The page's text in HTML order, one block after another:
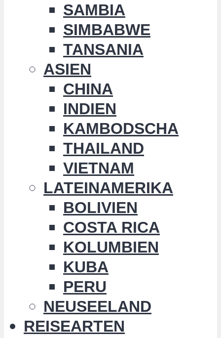
SAMBIA
SIMBABWE
TANSANIA
ASIEN
CHINA
INDIEN
KAMBODSCHA
THAILAND
VIETNAM
LATEINAMERIKA
BOLIVIEN
COSTA RICA
KOLUMBIEN
KUBA
PERU
NEUSEELAND
REISEARTEN